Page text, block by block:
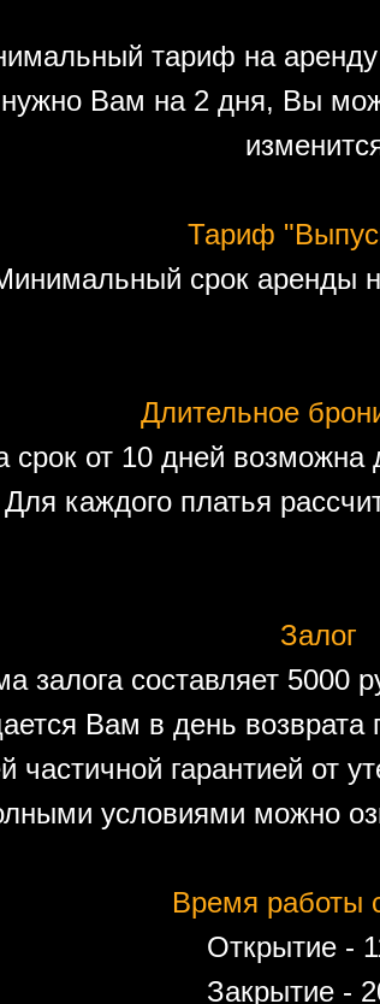
тариф на
Вам на 2 дня, Вы
Тариф
срок аренды
Длительное
срок от 10 дней
Для каждого платья
Залог
залога составляет 5000
Вам в день
частичной гарантией от
условиями можно
Время работы
Открытие -
Закрытие -